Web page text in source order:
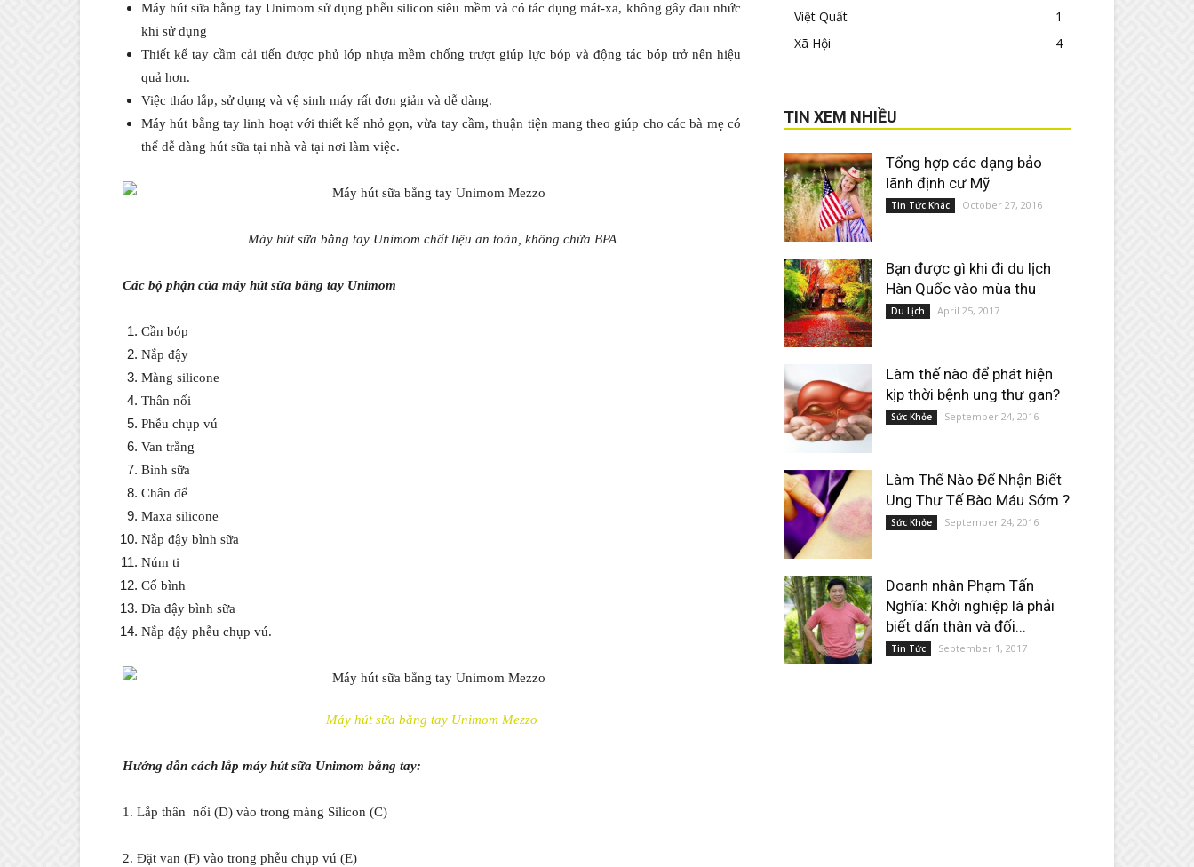
Máy hút sữa bằng tay Unimom sử dụng phễu silicon siêu mềm và có tác dụng mát-xa, không gây đau nhức
khi sử dụng
Thiết kế tay cầm cải tiến được phủ lớp nhựa mềm chống trượt giúp lực bóp và động tác bóp trở nên hiệu
quả hơn.
Việc tháo lắp, sử dụng và vệ sinh máy rất đơn giản và dễ dàng.
Máy hút bằng tay linh hoạt với thiết kế nhỏ gọn, vừa tay cầm, thuận tiện mang theo giúp cho các bà mẹ có
thể dễ dàng hút sữa tại nhà và tại nơi làm việc.
Máy hút sữa bằng tay Unimom chất liệu an toàn, không chứa BPA
Các bộ phận của máy hút sữa bằng tay Unimom
Cần bóp
Nắp đậy
Màng silicone
Thân nối
Phễu chụp vú
Van trắng
Bình sữa
Chân đế
Maxa silicone
Nắp đậy bình sữa
Núm ti
Cổ bình
Đĩa đậy bình sữa
Nắp đậy phễu chụp vú.
Máy hút sữa bằng tay Unimom Mezzo
Hướng dẫn cách lắp máy hút sữa Unimom bằng tay:
1. Lắp thân nối (D) vào trong màng Silicon (C)
2. Đặt van (F) vào trong phễu chụp vú (E)
Việt Quất
1
Xã Hội
4
TIN XEM NHIỀU
Tổng hợp các dạng bảo
lãnh định cư Mỹ
Tin Tức Khác October 27, 2016
Bạn được gì khi đi du lịch
Hàn Quốc vào mùa thu
Du Lịch April 25, 2017
Làm thế nào để phát hiện
kịp thời bệnh ung thư gan?
Sức Khỏe September 24, 2016
Làm Thế Nào Để Nhận Biết
Ung Thư Tế Bào Máu Sớm ?
Sức Khỏe September 24, 2016
Doanh nhân Phạm Tấn
Nghĩa: Khởi nghiệp là phải
biết dấn thân và đối...
Tin Tức September 1, 2017